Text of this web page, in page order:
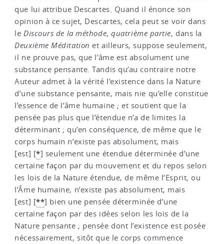
que lui attribue Descartes. Quand il énonce son
opinion à ce sujet, Descartes, cela peut se voir dans
le Discours de la méthode,quatrième partie, dans la
Deuxième Méditation et ailleurs, suppose seulement,
il ne prouve pas, que l’âme est absolument une
substance pensante. Tandis qu’au contraire notre
Auteur admet à la vérité l’existence dans la Nature
d’une substance pensante, mais nie qu’elle constitue
l’essence de l’âme humaine ; et soutient que la
pensée pas plus que l’étendue n’a de limites la
déterminant ; qu’en conséquence, de même que le
corps humain n’existe pas absolument, mais
[est] [*] seulement une étendue déterminée d’une
certaine façon par du mouvement et du repos selon
les lois de la Nature étendue, de même l’Esprit, ou
l’Âme humaine, n’existe pas absolument, mais
[est] [**] bien une pensée déterminée d’une
certaine façon par des idées selon les lois de la
Nature pensante ; pensée dont l’existence est posée
nécessairement, sitôt que le corps commence